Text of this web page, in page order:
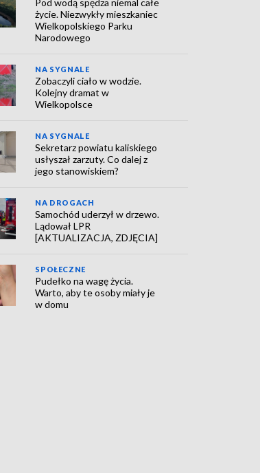
życie. Niezwykły mieszkaniec
Wielkopolskiego Parku
Narodowego
NA SYGNALE
Zobaczyli ciało w wodzie.
Kolejny dramat w
Wielkopolsce
NA SYGNALE
Sekretarz powiatu kaliskiego
usłyszał zarzuty. Co dalej z
jego stanowiskiem?
NA DROGACH
Samochód uderzył w drzewo.
Lądował LPR
[AKTUALIZACJA, ZDJĘCIA]
SPOŁECZNE
Pudełko na wagę życia.
Warto, aby te osoby miały je
w domu